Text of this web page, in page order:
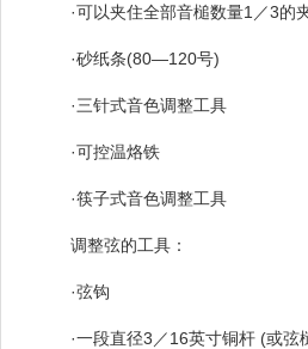
·可以夹住全部音槌数量1／3的
·砂纸条(80—120号)
·三针式音色调整工具
·可控温烙铁
·筷子式音色调整工具
调整弦的工具：
·弦钩
·一段直径3／16英寸铜杆 (或弦